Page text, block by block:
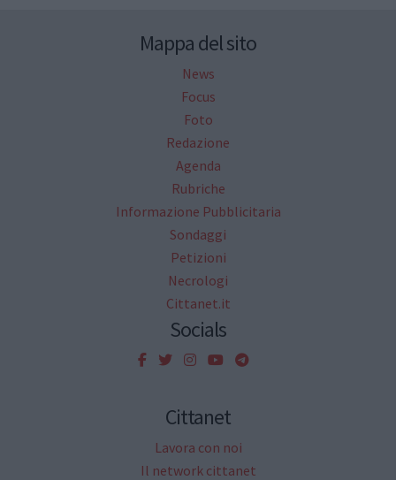
Mappa del sito
News
Focus
Foto
Redazione
Agenda
Rubriche
Informazione Pubblicitaria
Sondaggi
Petizioni
Necrologi
Cittanet.it
Socials
Cittanet
Lavora con noi
Il network cittanet